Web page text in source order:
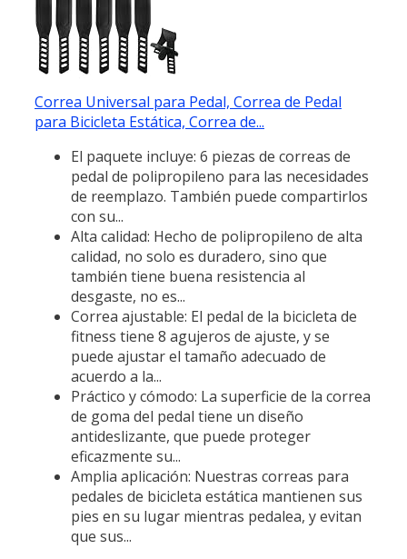
Correa Universal para Pedal, Correa de Pedal
para Bicicleta Estática, Correa de...
El paquete incluye: 6 piezas de correas de
pedal de polipropileno para las necesidades
de reemplazo. También puede compartirlos
con su...
Alta calidad: Hecho de polipropileno de alta
calidad, no solo es duradero, sino que
también tiene buena resistencia al
desgaste, no es...
Correa ajustable: El pedal de la bicicleta de
fitness tiene 8 agujeros de ajuste, y se
puede ajustar el tamaño adecuado de
acuerdo a la...
Práctico y cómodo: La superficie de la correa
de goma del pedal tiene un diseño
antideslizante, que puede proteger
eficazmente su...
Amplia aplicación: Nuestras correas para
pedales de bicicleta estática mantienen sus
pies en su lugar mientras pedalea, y evitan
que sus...